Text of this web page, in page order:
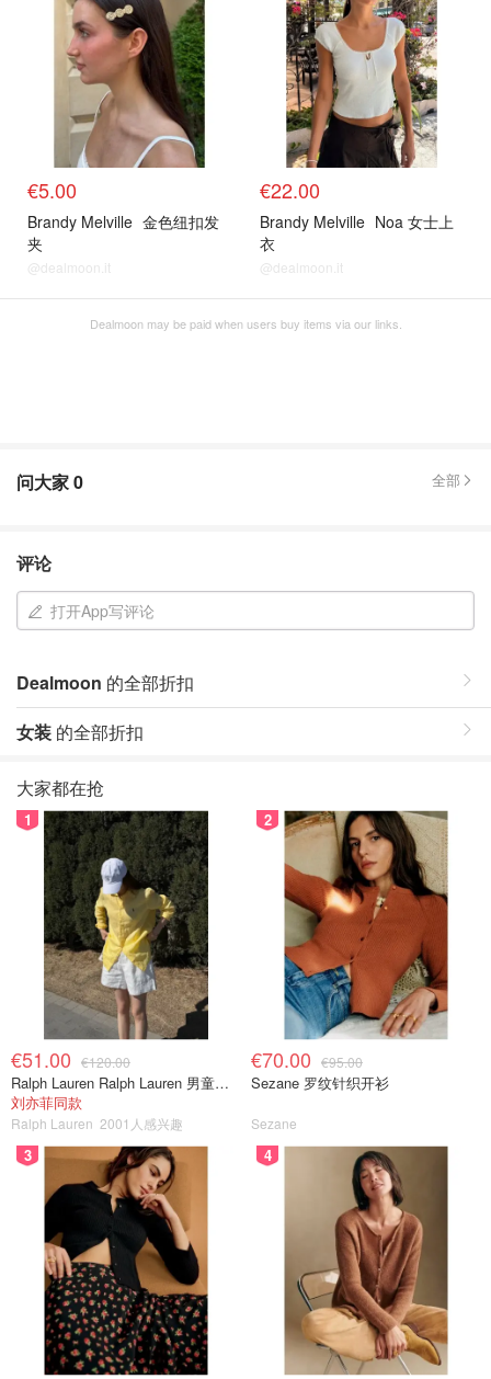
€5.00
Brandy Melville 金色纽扣发
夹
@dealmoon.it
€22.00
Brandy Melville Noa 女士上
衣
@dealmoon.it
Dealmoon may be paid when users buy items via our links.
问大家0 全部
评论
打开App写评论
Dealmoon 的全部折扣
女装 的全部折扣
大家都在抢
1
€51.00 €120.00
Ralph Lauren Ralph Lauren 男童亚麻衬衫
刘亦菲同款
Ralph Lauren 2001人感兴趣
2
€70.00 €95.00
Sezane 罗纹针织开衫
Sezane
3 4